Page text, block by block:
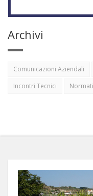
Archivi
Comunicazioni Aziendali
Incontri Tecnici